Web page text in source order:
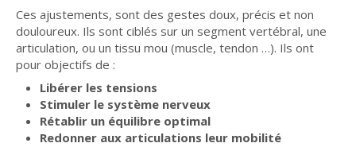
Ces ajustements, sont des gestes doux, précis et non
douloureux. Ils sont ciblés sur un segment vertébral, une
articulation, ou un tissu mou (muscle, tendon …). Ils ont
pour objectifs de :
Libérer les tensions
Stimuler le système nerveux
Rétablir un équilibre optimal
Redonner aux articulations leur mobilité